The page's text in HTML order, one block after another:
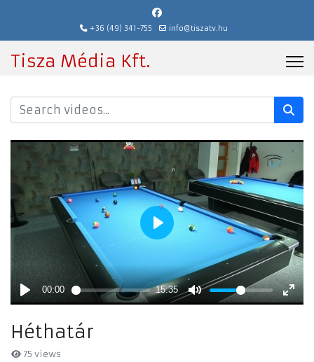
+36 (49) 341-755 info@tiszatv.hu
Tisza Média Kft.
Héthatár
75 views